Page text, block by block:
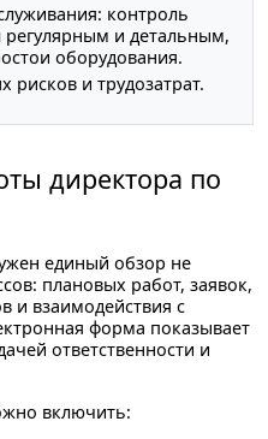
контроль
регулярным и детальным,
оборудования.
и трудозатрат.
директора по
единый обзор не
плановых работ, заявок,
и взаимодействия с
форма показывает
ответственности и
включить: